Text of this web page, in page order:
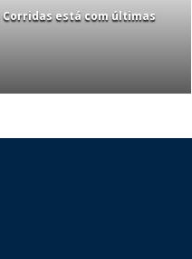
Corridas está com últimas